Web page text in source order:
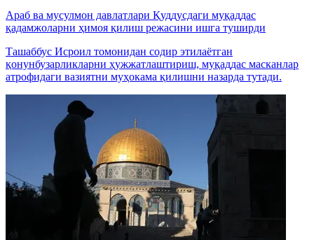
Араб ва мусулмон давлатлари Қуддусдаги муқаддас
қадамжоларни ҳимоя қилиш режасини ишга туширди
Ташаббус Исроил томонидан содир этилаётган
қонунбузарликларни ҳужжатлаштириш, муқаддас масканлар
атрофидаги вазиятни муҳокама қилишни назарда тутади.